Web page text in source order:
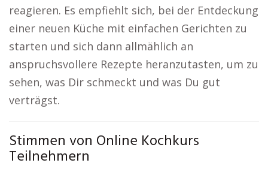
reagieren. Es empfiehlt sich, bei der Entdeckung
einer neuen Küche mit einfachen Gerichten zu
starten und sich dann allmählich an
anspruchsvollere Rezepte heranzutasten, um zu
sehen, was Dir schmeckt und was Du gut
verträgst.
Stimmen von Online Kochkurs
Teilnehmern